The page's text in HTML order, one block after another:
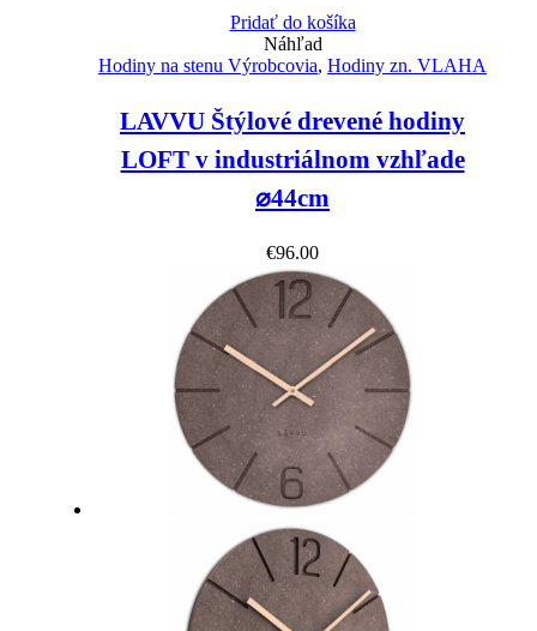
Pridať do košíka
Náhľad
Hodiny na stenu Výrobcovia, Hodiny zn. VLAHA
LAVVU Štýlové drevené hodiny
LOFT v industriálnom vzhľade
⌀44cm
€96.00